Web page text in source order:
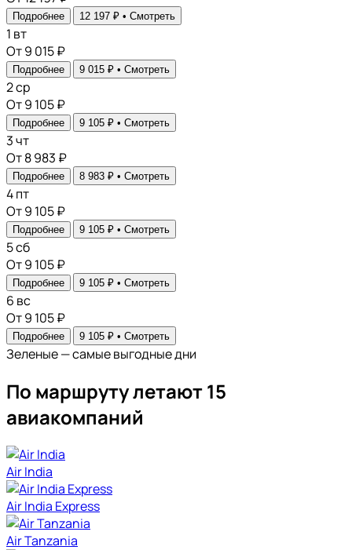
Подробнее 12 197 ₽ • Смотреть
1 вт
От 9 015 ₽
Подробнее 9 015 ₽ • Смотреть
2ср
От 9 105 ₽
Подробнее 9 105 ₽ • Смотреть
3чт
От 8 983 ₽
Подробнее 8 983 ₽ • Смотреть
4пт
От 9 105 ₽
Подробнее 9 105 ₽ • Смотреть
5сб
От 9 105 ₽
Подробнее 9 105 ₽ • Смотреть
6 вс
От 9 105 ₽
Подробнее 9 105 ₽ • Смотреть
Зеленые — самые выгодные дни
По маршруту летают 15
авиакомпаний
Air India
Air India Express
Air Tanzania